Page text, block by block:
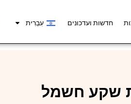
חדשות ועדכונים עִבְרִית
שקע חשמל